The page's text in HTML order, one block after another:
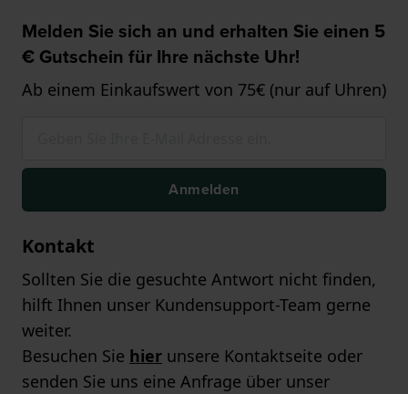
Melden Sie sich an und erhalten Sie einen 5
€ Gutschein für Ihre nächste Uhr!
Ab einem Einkaufswert von 75€ (nur auf Uhren)
Anmelden
Kontakt
Sollten Sie die gesuchte Antwort nicht finden,
hilft Ihnen unser Kundensupport-Team gerne
weiter.
Besuchen Sie hier unsere Kontaktseite oder
senden Sie uns eine Anfrage über unser